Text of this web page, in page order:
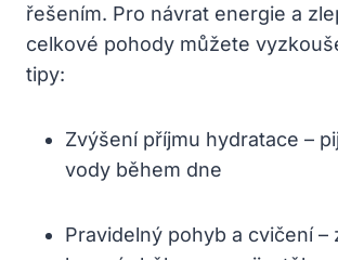
řešením. Pro návrat energie a
celkové pohody můžete
tipy:
Zvýšení příjmu hydratace –
vody během dne
Pravidelný pohyb a cvičení –